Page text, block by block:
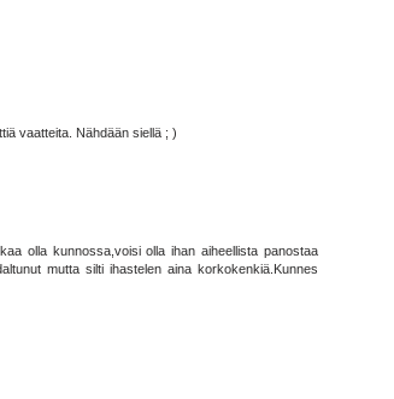
vaatteita. Nähdään siellä ; )
olla kunnossa,voisi olla ihan aiheellista panostaa
mutta silti ihastelen aina korkokenkiä.Kunnes